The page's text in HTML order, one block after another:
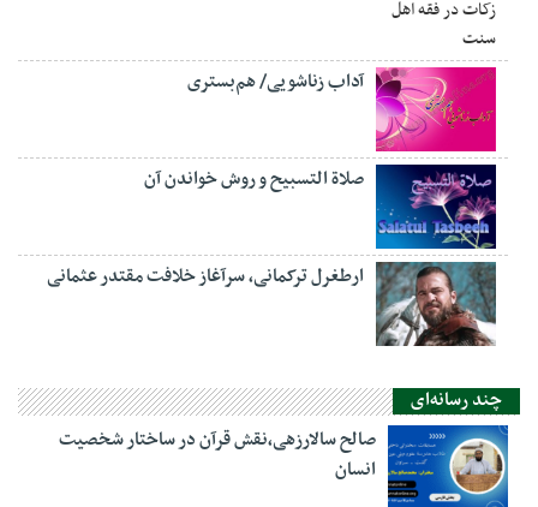
آداب زناشویی/ هم‌بستری
صلاة التسبيح و روش خواندن آن
ارطغرل ترکمانی، سرآغاز خلافت مقتدر عثمانی
چند رسانه‌ای
صالح سالارزهی،‌نقش قرآن در ساختار شخصیت
انسان